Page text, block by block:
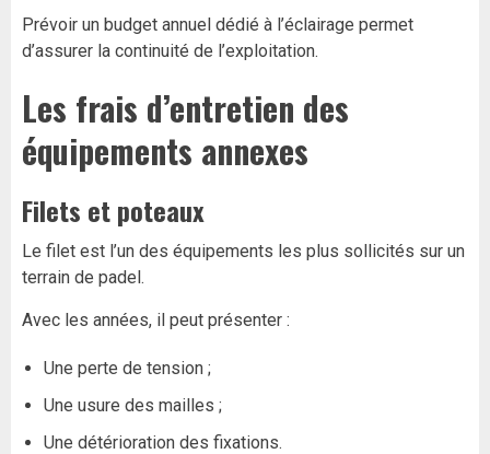
Prévoir un budget annuel dédié à l’éclairage permet
d’assurer la continuité de l’exploitation.
Les frais d’entretien des
équipements annexes
Filets et poteaux
Le filet est l’un des équipements les plus sollicités sur un
terrain de padel.
Avec les années, il peut présenter :
Une perte de tension ;
Une usure des mailles ;
Une détérioration des fixations.